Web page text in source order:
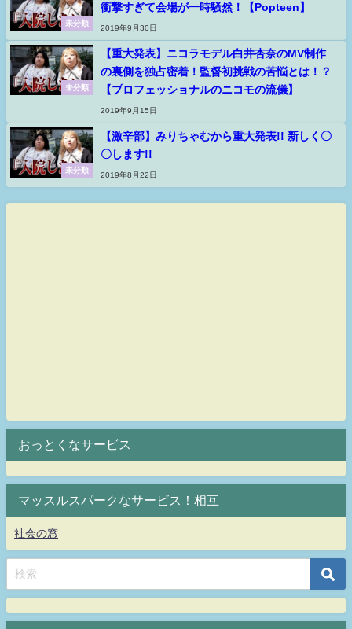
未分類
衝撃すぎて会場が一時騒然！【Popteen】
2019年9月30日
未分類
【重大発表】ニコラモデル白井杏奈のMV制作
の裏側を独占密着！監督初挑戦の苦悩とは！？
【プロフェッショナルのニコモの流儀】
2019年9月15日
未分類
【激辛部】みりちゃむから重大発表!! 新しく〇
〇します!!
2019年8月22日
おっとくなサービス
マッスルスパークなサービス！相互
社会の窓